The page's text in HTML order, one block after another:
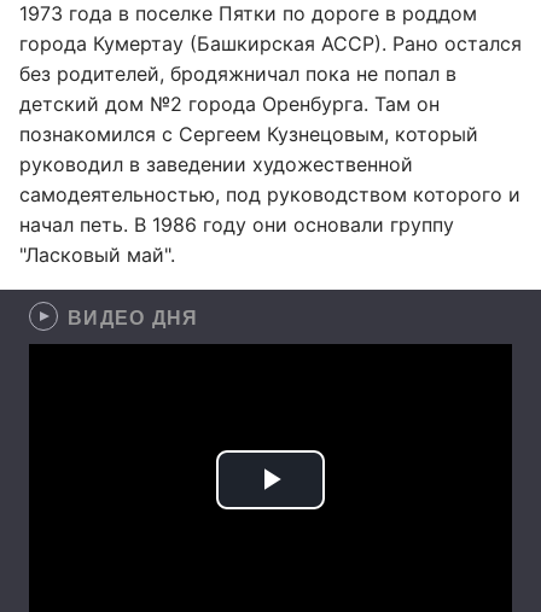
1973 года в поселке Пятки по дороге в роддом
города Кумертау (Башкирская АССР). Рано остался
без родителей, бродяжничал пока не попал в
детский дом №2 города Оренбурга. Там он
познакомился с Сергеем Кузнецовым, который
руководил в заведении художественной
самодеятельностью, под руководством которого и
начал петь. В 1986 году они основали группу
"Ласковый май".
ВИДЕО ДНЯ